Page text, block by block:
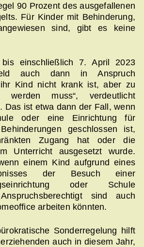
90 Prozent des ausgefallenen
Für Kinder mit Behinderung,
sind, gibt es keine
bis einschließlich 7. April 2023
auch dann in Anspruch
Kind nicht krank ist, aber zu
werden muss“, verdeutlicht
Das ist etwa dann der Fall, wenn
oder eine Einrichtung für
geschlossen ist,
Zugang hat oder die
Unterricht ausgesetzt wurde.
einem Kind aufgrund eines
der Besuch einer
oder Schule
sind auch
arbeiten könnten.
Sonderregelung hilft
auch in diesem Jahr,